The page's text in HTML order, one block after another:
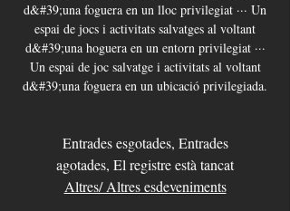
d&#39;una foguera en un lloc privilegiat ··· Un
espai de jocs i activitats salvatges al voltant
d&#39;una hoguera en un entorn privilegiat ···
Un espai de joc salvatge i activitats al voltant
d&#39;una foguera en un ubicació privilegiada.
Entrades esgotades, Entrades
agotades, El registre està tancat
Altres/ Altres esdeveniments